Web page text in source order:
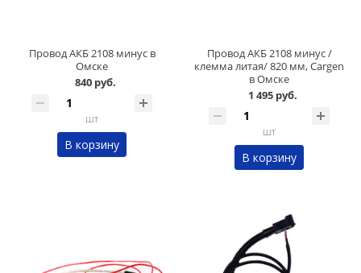
Провод АКБ 2108 минус в
Омске
840 руб.
шт
В корзину
Провод АКБ 2108 минус /
клемма литая/ 820 мм, Cargen
в Омске
1 495 руб.
шт
В корзину